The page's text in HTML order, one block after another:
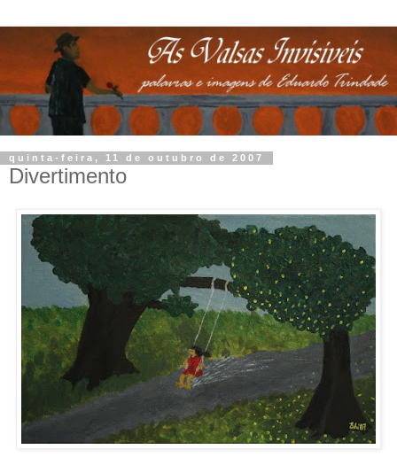
quinta-feira, 11 de outubro de 2007
Divertimento